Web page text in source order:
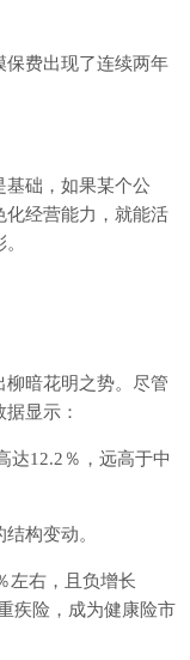
保费出现了连续两年
基础，如果某个公
化经营能力，就能活
暗花明之势。尽管
显示：
达12.2％，远高于中
构变动。
左右，且负增长
疾险，成为健康险市